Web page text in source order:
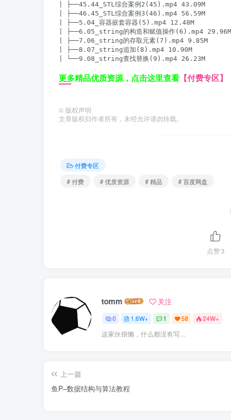
| ├──45.44_STL综合案例2(45).mp4 43.09M
| ├──46.45_STL综合案例3(46).mp4 56.59M
| ├──5.04_容器嵌套容器(5).mp4 12.48M
| ├──6.05_string的构造和赋值操作(6).mp4 29.96M
| ├──7.06_string的存取元素(7).mp4 9.85M
| ├──8.07_string追加(8).mp4 10.90M
| └──9.08_string查找替换(9).mp4 26.23M
更多精品优质资源，点击这里查看 【付费专区】
© 版权声明
文章版权归作者所有，未经允许请勿转载。
付费专区
# 付费
# 优质资源 # 精品 # 百度网盘
点赞3
tomm 关注
0 1.6W+ 1 58 24W+
这家伙很懒，什么都没有写...
上一篇
鱼P–数据结构与算法教程